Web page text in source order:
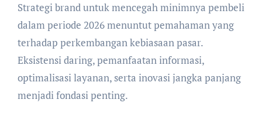
Strategi brand untuk mencegah minimnya pembeli
dalam periode 2026 menuntut pemahaman yang
terhadap perkembangan kebiasaan pasar.
Eksistensi daring, pemanfaatan informasi,
optimalisasi layanan, serta inovasi jangka panjang
menjadi fondasi penting.